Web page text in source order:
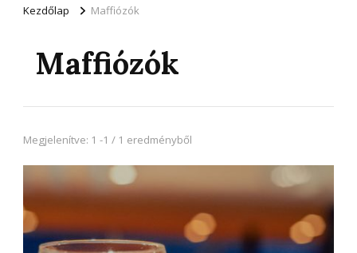
Kezdőlap Maffiózók
Maffiózók
Megjelenítve: 1 -1 / 1 eredményből